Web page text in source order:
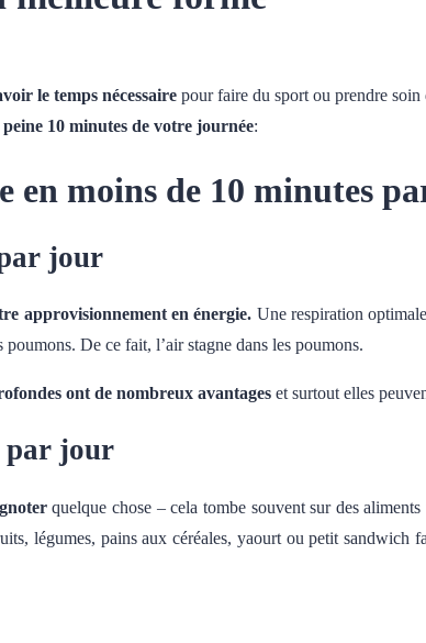
le temps nécessaire pour faire du sport ou prendre
10 minutes de votre journée:
en moins de 10 minutes
jour
approvisionnement en énergie. Une respiration
De ce fait, l’air stagne dans les poumons.
ont de nombreux avantages et surtout elles
par jour
quelque chose – cela tombe souvent sur des
légumes, pains aux céréales, yaourt ou petit sandwich